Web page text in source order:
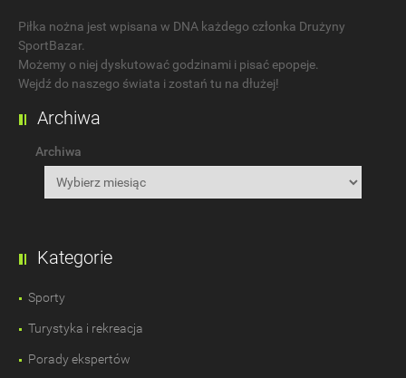
Piłka nożna jest wpisana w DNA każdego członka Drużyny
SportBazar.
Możemy o niej dyskutować godzinami i pisać epopeje.
Wejdź do naszego świata i zostań tu na dłużej!
Archiwa
Archiwa
Kategorie
Sporty
Turystyka i rekreacja
Porady ekspertów